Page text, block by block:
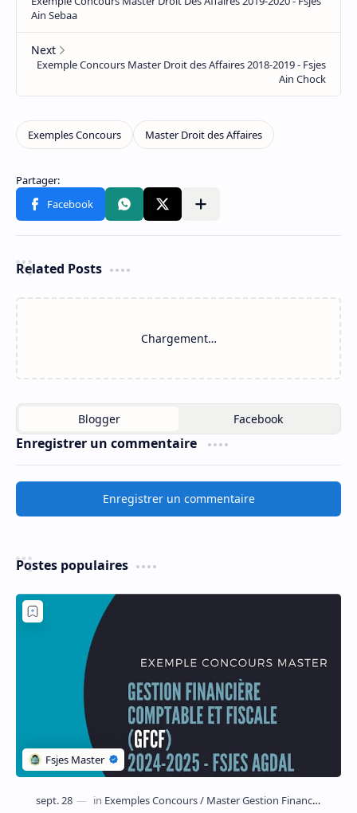
Related Posts
Chargement…
Enregistrer un commentaire
Enregistrer un commentaire
Postes populaires